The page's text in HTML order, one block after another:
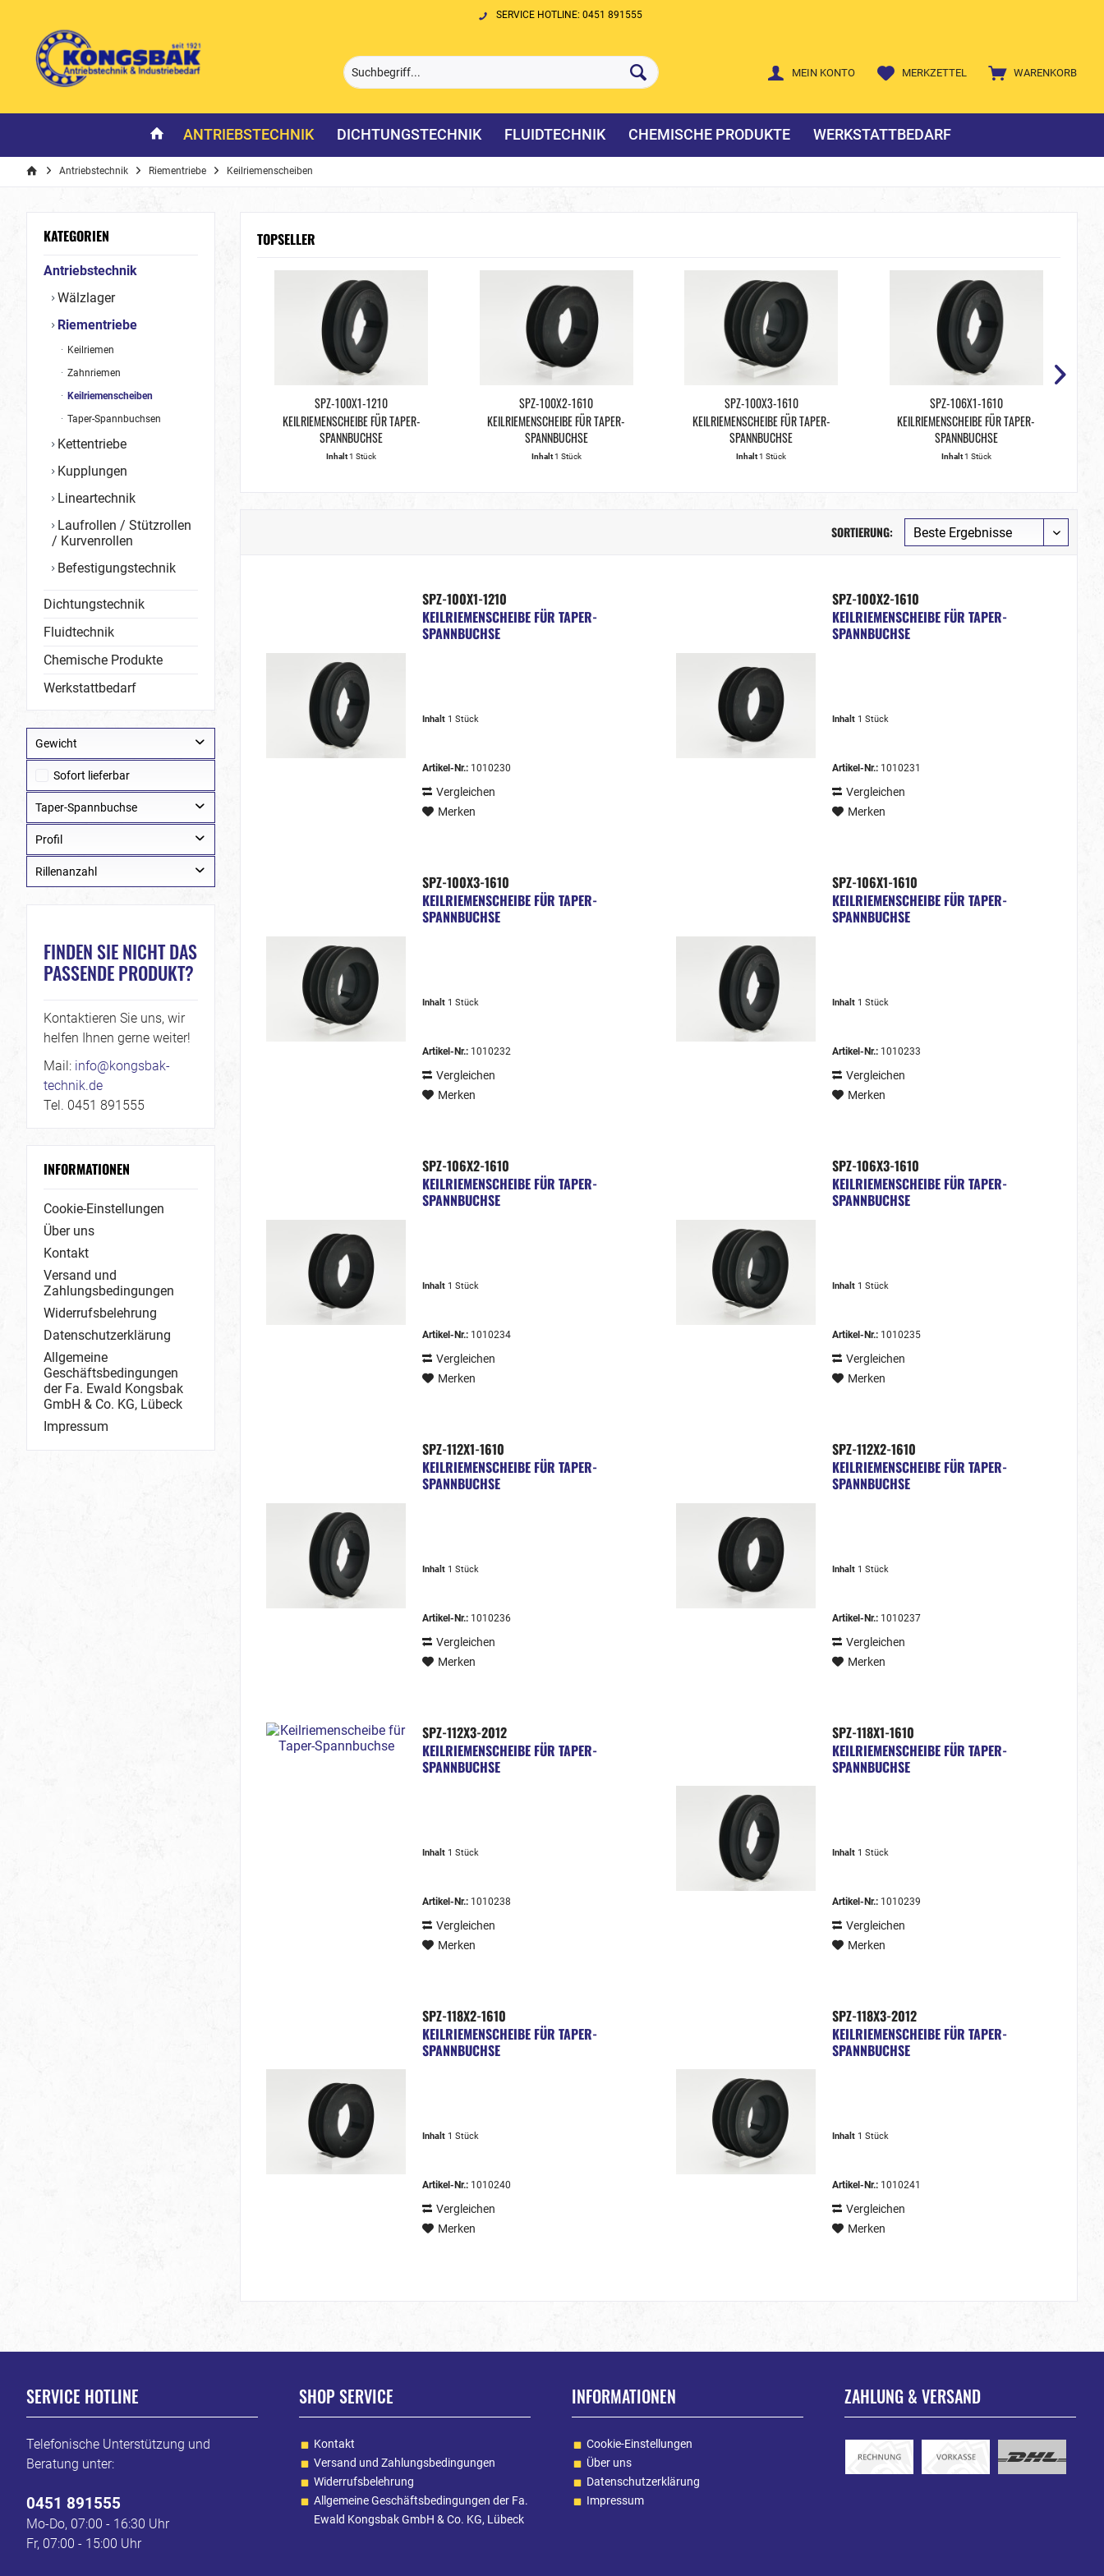
SERVICE HOTLINE: 0451 891555
WARENKORB
MERKZETTEL
MEIN KONTO
ANTRIEBSTECHNIK DICHTUNGSTECHNIK FLUIDTECHNIK CHEMISCHE PRODUKTE WERKSTATTBEDARF
Antriebstechnik Riementriebe Keilriemenscheiben
KATEGORIEN
Antriebstechnik
Wälzlager
Riementriebe
Keilriemen
Zahnriemen
Keilriemenscheiben
Taper-Spannbuchsen
Kettentriebe
Kupplungen
Lineartechnik
Laufrollen / Stützrollen
/ Kurvenrollen
Befestigungstechnik
Dichtungstechnik
Fluidtechnik
Chemische Produkte
Werkstattbedarf
Gewicht
von0,00 kg bis5900,00 kg
Sofort lieferbar
Taper-Spannbuchse
1108
1210
1610
2517
3020
4040
4545
5050
Profil
SPA
Rillenanzahl
3
4
6
8
FINDEN SIE NICHT DAS
PASSENDE PRODUKT?
Kontaktieren Sie uns, wir
helfen Ihnen gerne weiter!
Mail: info@kongsbak-
technik.de
Tel. 0451 891555
INFORMATIONEN
Cookie-Einstellungen
Über uns
Kontakt
Versand und
Zahlungsbedingungen
Widerrufsbelehrung
Datenschutzerklärung
Allgemeine
Geschäftsbedingungen
der Fa. Ewald Kongsbak
GmbH & Co. KG, Lübeck
Impressum
TOPSELLER
SPZ-100X1-1210
KEILRIEMENSCHEIBE FÜR TAPER-
SPANNBUCHSE
Inhalt1 Stück
SPZ-100X2-1610
KEILRIEMENSCHEIBE FÜR TAPER-
SPANNBUCHSE
Inhalt1 Stück
SPZ-100X3-1610
KEILRIEMENSCHEIBE FÜR TAPER-
SPANNBUCHSE
Inhalt1 Stück
SPZ-106X1-1610
KEILRIEMENSCHEIBE FÜR TAPER-
SPANNBUCHSE
Inhalt1 Stück
SORTIERUNG:
SPZ-100X1-1210
KEILRIEMENSCHEIBE FÜR TAPER-
SPANNBUCHSE
Inhalt 1 Stück
Artikel-Nr.: 1010230
Vergleichen
Merken
SPZ-100X2-1610
KEILRIEMENSCHEIBE FÜR TAPER-
SPANNBUCHSE
Inhalt 1 Stück
Artikel-Nr.: 1010231
Vergleichen
Merken
SPZ-100X3-1610
KEILRIEMENSCHEIBE FÜR TAPER-
SPANNBUCHSE
Inhalt 1 Stück
Artikel-Nr.: 1010232
Vergleichen
Merken
SPZ-106X1-1610
KEILRIEMENSCHEIBE FÜR TAPER-
SPANNBUCHSE
Inhalt 1 Stück
Artikel-Nr.: 1010233
Vergleichen
Merken
SPZ-106X2-1610
KEILRIEMENSCHEIBE FÜR TAPER-
SPANNBUCHSE
Inhalt 1 Stück
Artikel-Nr.: 1010234
Vergleichen
Merken
SPZ-106X3-1610
KEILRIEMENSCHEIBE FÜR TAPER-
SPANNBUCHSE
Inhalt 1 Stück
Artikel-Nr.: 1010235
Vergleichen
Merken
SPZ-112X1-1610
KEILRIEMENSCHEIBE FÜR TAPER-
SPANNBUCHSE
Inhalt 1 Stück
Artikel-Nr.: 1010236
Vergleichen
Merken
SPZ-112X2-1610
KEILRIEMENSCHEIBE FÜR TAPER-
SPANNBUCHSE
Inhalt 1 Stück
Artikel-Nr.: 1010237
Vergleichen
Merken
SPZ-112X3-2012
KEILRIEMENSCHEIBE FÜR TAPER-
SPANNBUCHSE
Inhalt 1 Stück
Artikel-Nr.: 1010238
Vergleichen
Merken
SPZ-118X1-1610
KEILRIEMENSCHEIBE FÜR TAPER-
SPANNBUCHSE
Inhalt 1 Stück
Artikel-Nr.: 1010239
Vergleichen
Merken
SPZ-118X2-1610
KEILRIEMENSCHEIBE FÜR TAPER-
SPANNBUCHSE
Inhalt 1 Stück
Artikel-Nr.: 1010240
Vergleichen
Merken
SPZ-118X3-2012
KEILRIEMENSCHEIBE FÜR TAPER-
SPANNBUCHSE
Inhalt 1 Stück
Artikel-Nr.: 1010241
Vergleichen
Merken
SERVICE HOTLINE
Telefonische Unterstützung und
Beratung unter:
0451 891555
Mo-Do, 07:00 - 16:30 Uhr
Fr, 07:00 - 15:00 Uhr
SHOP SERVICE
Kontakt
Versand und Zahlungsbedingungen
Widerrufsbelehrung
Allgemeine Geschäftsbedingungen der Fa.
Ewald Kongsbak GmbH & Co. KG, Lübeck
INFORMATIONEN
Cookie-Einstellungen
Über uns
Datenschutzerklärung
Impressum
ZAHLUNG & VERSAND